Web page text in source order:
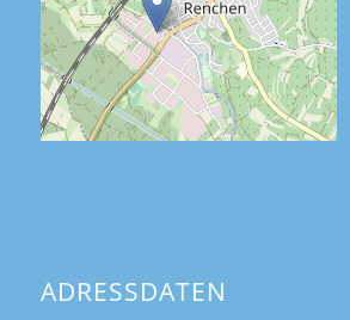
ADRESSDATEN